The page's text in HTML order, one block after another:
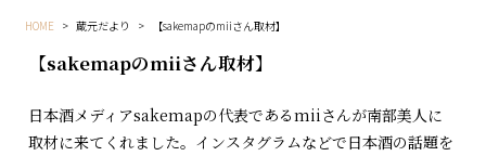
HOME > 蔵元だより > 【sakemapのmiiさん取材】
【sakemapのmiiさん取材】
日本酒メディアsakemapの代表であるmiiさんが南部美人に
取材に来てくれました。インスタグラムなどで日本酒の話題を